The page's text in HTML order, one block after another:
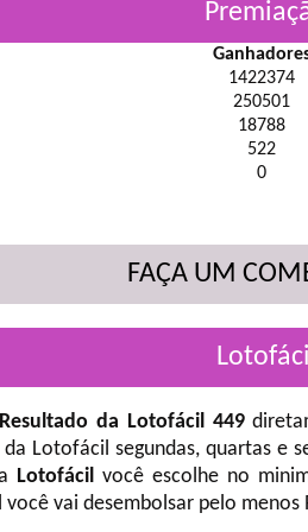
1422374
250501
18788
522
0
FAÇA UM
Resultado da Lotofácil 449
da Lotofácil segundas, quartas e
Lotofácil você escolhe no
vai desembolsar pelo menos